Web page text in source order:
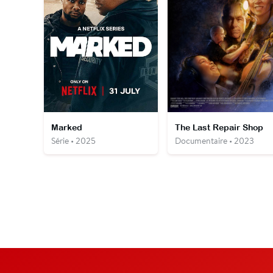
Marked
Série • 2025
The Last Repair Shop
Documentaire • 2023